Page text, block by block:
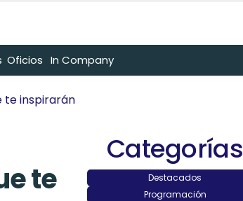
te inspirarán
te
Categorías
Destacados
Programación
Oficios In Company